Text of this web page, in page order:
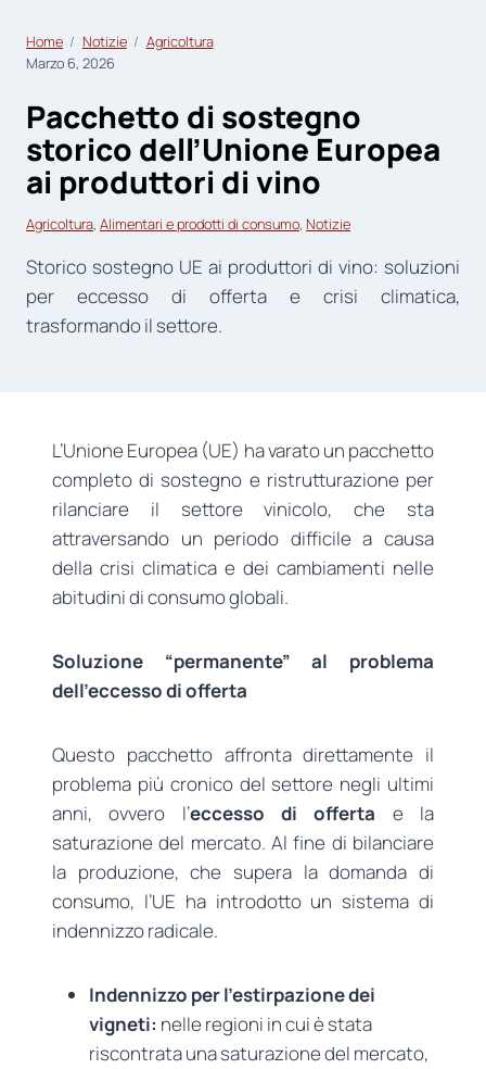
Home Notizie
Agricoltura
Marzo 6, 2026
Pacchetto di sostegno
storico dell’Unione Europea
ai produttori di vino
Agricoltura, Alimentari e prodotti di consumo, Notizie
Storico sostegno UE ai produttori di vino: soluzioni
per eccesso di offerta e crisi climatica,
trasformando il settore.
L’Unione Europea (UE) ha varato un pacchetto
completo di sostegno e ristrutturazione per
rilanciare il settore vinicolo, che sta
attraversando un periodo difficile a causa
della crisi climatica e dei cambiamenti nelle
abitudini di consumo globali.
Soluzione “permanente” al problema
dell’eccesso di offerta
Questo pacchetto affronta direttamente il
problema più cronico del settore negli ultimi
anni, ovvero l’eccesso di offerta e la
saturazione del mercato. Al fine di bilanciare
la produzione, che supera la domanda di
consumo, l’UE ha introdotto un sistema di
indennizzo radicale.
Indennizzo per l’estirpazione dei
vigneti: nelle regioni in cui è stata
riscontrata una saturazione del mercato,